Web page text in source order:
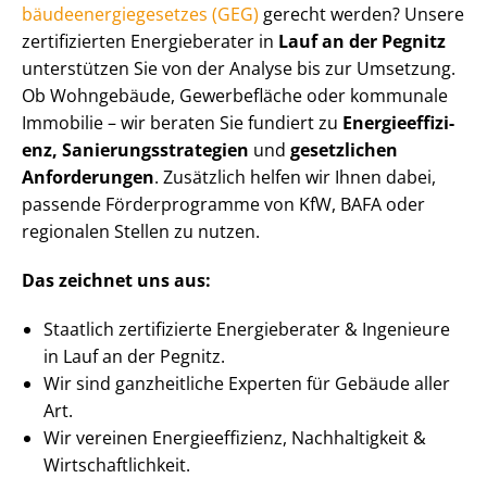
bäu­de­en­er­gie­ge­set­zes (GEG) gerecht werden? Unsere
zertifizierten Energieberater in Lauf an der Pegnitz
unterstützen Sie von der Analyse bis zur Umsetzung.
Ob Wohngebäude, Gewerbefläche oder kommunale
Immobilie – wir beraten Sie fundiert zu En­er­gie­ef­fi­zi­
enz, Sa­nie­rungs­stra­te­gien und gesetzlichen
Anforderungen. Zusätzlich helfen wir Ihnen dabei,
passende Förderprogramme von KfW, BAFA oder
regionalen Stellen zu nutzen.
Das zeichnet uns aus:
Staatlich zertifizierte Energieberater & Ingenieure
in Lauf an der Pegnitz.
Wir sind ganzheitliche Experten für Gebäude aller
Art.
Wir vereinen En­er­gie­ef­fi­zi­enz, Nachhaltigkeit &
Wirt­schaft­lich­keit.